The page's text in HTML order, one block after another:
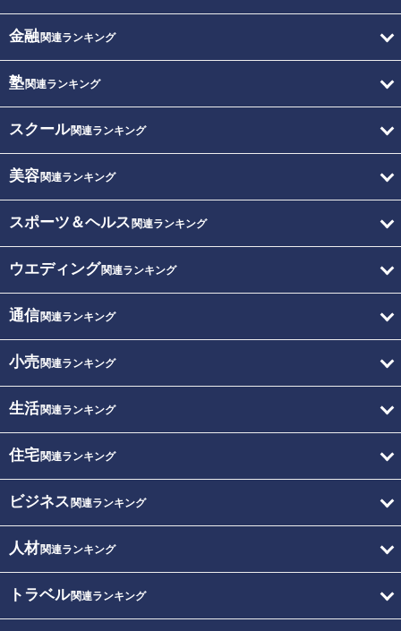
金融関連ランキング
塾関連ランキング
スクール関連ランキング
美容関連ランキング
スポーツ＆ヘルス 関連ランキング
ウエディング関連ランキング
通信関連ランキング
小売関連ランキング
生活関連ランキング
住宅関連ランキング
ビジネス 関連ランキング
人材関連ランキング
トラベル関連ランキング